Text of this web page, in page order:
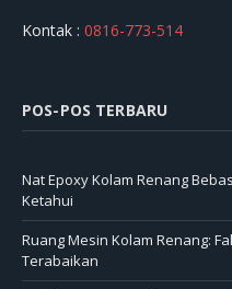
Kontak : 0816-773-514
POS-POS TERBARU
Nat Epoxy Kolam Renang
Ketahui
Ruang Mesin Kolam Renang:
Terabaikan